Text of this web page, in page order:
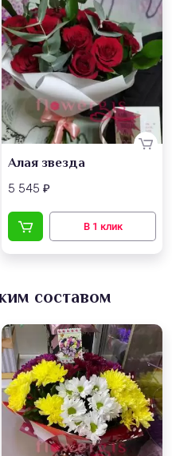
Алая звезда
5 545 ₽
составом